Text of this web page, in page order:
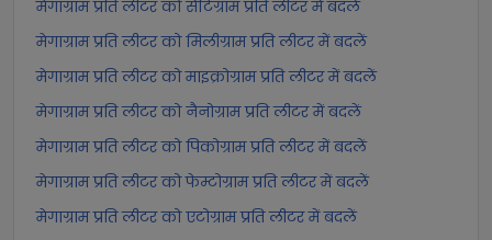
मेगाग्राम प्रति लीटर को सेंटिग्राम प्रति लीटर में बदलें
मेगाग्राम प्रति लीटर को मिलीग्राम प्रति लीटर में बदलें
मेगाग्राम प्रति लीटर को माइक्रोग्राम प्रति लीटर में बदलें
मेगाग्राम प्रति लीटर को नैनोग्राम प्रति लीटर में बदलें
मेगाग्राम प्रति लीटर को पिकोग्राम प्रति लीटर में बदलें
मेगाग्राम प्रति लीटर को फेम्टोग्राम प्रति लीटर में बदलें
मेगाग्राम प्रति लीटर को एटोग्राम प्रति लीटर में बदलें